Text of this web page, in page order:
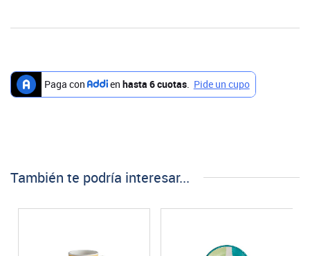
También te podría interesar...